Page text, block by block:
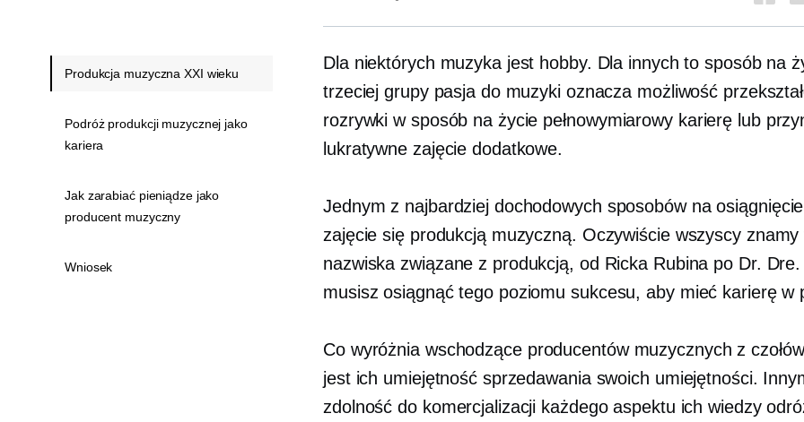
Dla niektórych muzyka jest hobby. Dla innych to sposób na
trzeciej grupy pasja do muzyki oznacza możliwość
rozrywki w sposób na życie pełnowymiarowykarierę lub
lukratywne zajęcie dodatkowe.
Jednym z najbardziej dochodowych sposobów na
zajęcie się produkcją muzyczną. Oczywiście wszyscy znamy
nazwiska związane z produkcją, od Ricka Rubina po Dr.
musisz osiągnąć tego poziomu sukcesu, aby mieć karierę w
Co wyróżnia wschodząceproducentów muzycznych z
jest ich umiejętność sprzedawania swoich umiejętności.
zdolność do komercjalizacji każdego aspektu ich wiedzy
Produkcja muzyczna XXI wieku
Podróż produkcji muzycznej jako
kariera
Jak zarabiać pieniądze jako
producent muzyczny
Wniosek